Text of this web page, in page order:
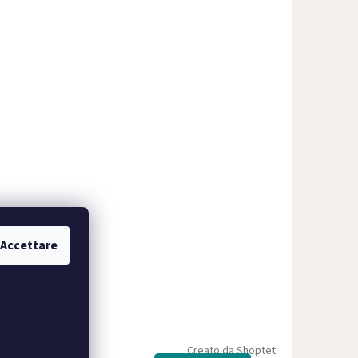
Accettare
Creato da Shoptet